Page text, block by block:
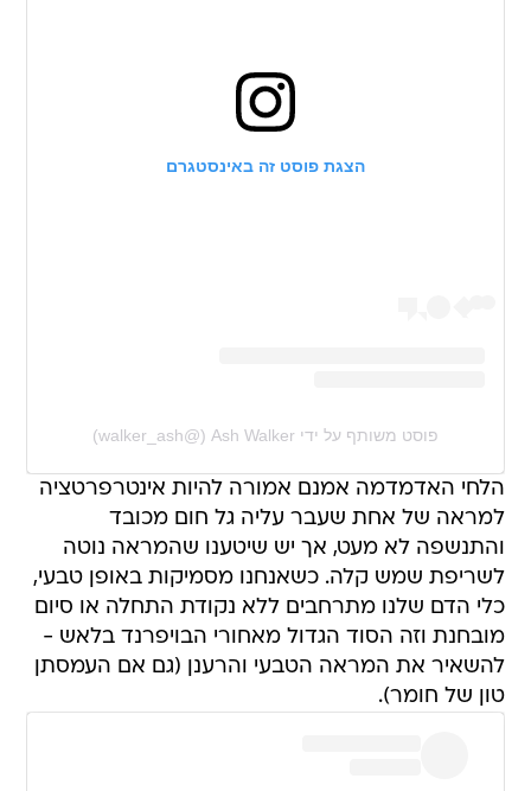
הצגת פוסט זה באינסטגרם
פוסט משותף על ידי ‏‎Ash Walker‎‏ (@‏‎walker_ash‎‏)
הלחי האדמדמה אמנם אמורה להיות אינטרפרטציה
למראה של אחת שעבר עליה גל חום מכובד
והתנשפה לא מעט, אך יש שיטענו שהמראה נוטה
לשריפת שמש קלה. כשאנחנו מסמיקות באופן טבעי,
כלי הדם שלנו מתרחבים ללא נקודת התחלה או סיום
מובחנת וזה הסוד הגדול מאחורי הבויפרנד בלאש -
להשאיר את המראה הטבעי והרענן (גם אם העמסתן
טון של חומר).